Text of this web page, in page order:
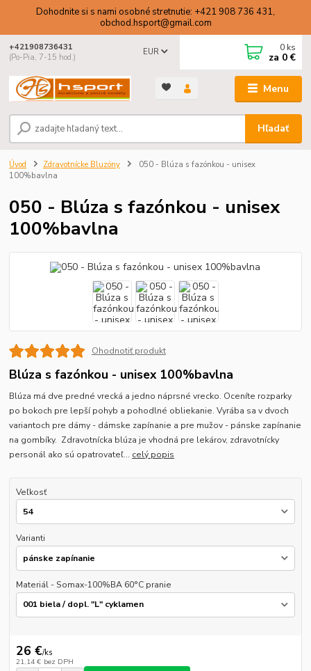
Dohodnite si s nami osobné stretnutie: +421 908 736 431,
obchod.hsport@gmail.com
Menu
EUR
Hľadať
+421908736431
(Po-Pia, 7-15 hod.)
0 ks
za 0 €
Úvod Zdravotnícke Bluzóny
050 - Blúza s fazónkou - unisex
100%bavlna
050 - Blúza s fazónkou - unisex
100%bavlna
Ohodnotiť produkt
Blúza s fazónkou - unisex 100%bavlna
Blúza má dve predné vrecká a jedno náprsné vrecko. Oceníte rozparky
po bokoch pre lepší pohyb a pohodlné obliekanie. Vyrába sa v dvoch
variantoch pre dámy - dámske zapínanie a pre mužov - pánske zapínanie
na gombíky. Zdravotnícka blúza je vhodná pre lekárov, zdravotnícky
personál ako sú opatrovateľ... celý popis
Veľkosť
Varianti
Materiál - Somax-100%BA 60°C pranie
26 €/ks
21,14 € bez DPH